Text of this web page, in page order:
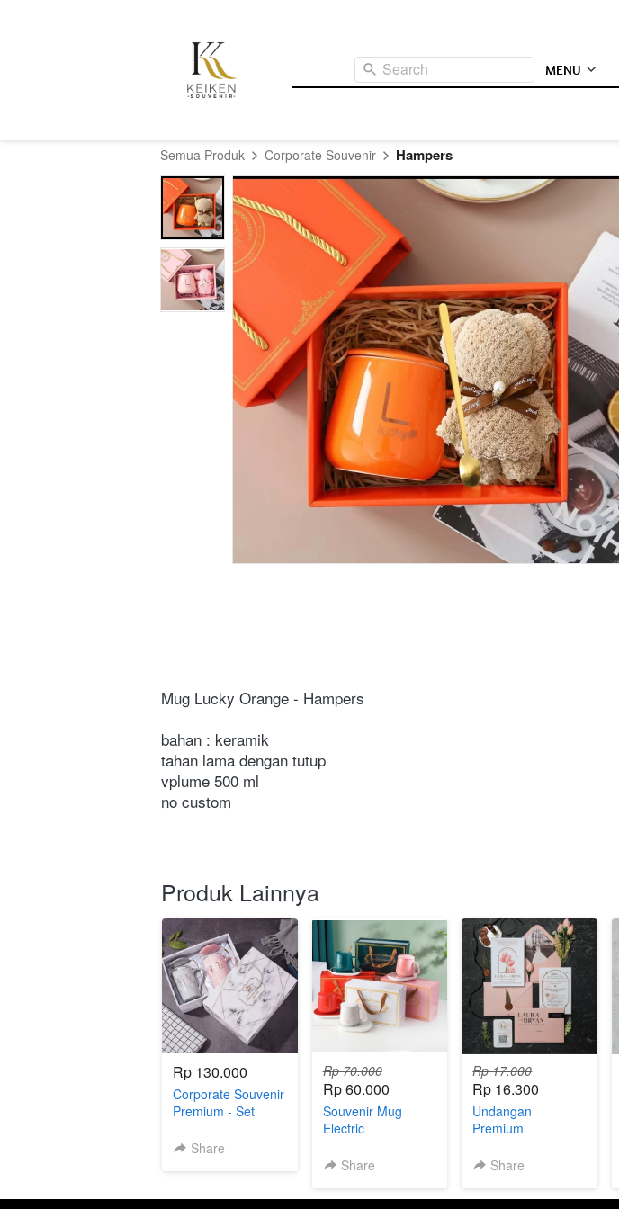
Search MENU
Semua Produk Corporate Souvenir Hampers
Mug Lucky Orange - Hampers
bahan : keramik
tahan lama dengan tutup
vplume 500 ml
no custom
Produk Lainnya
Rp 130.000
Corporate Souvenir
Premium - Set
Share
Rp 70.000
Rp 60.000
Souvenir Mug
Electric
Share
Rp 17.000
Rp 16.300
Undangan
Premium
(XH)Share